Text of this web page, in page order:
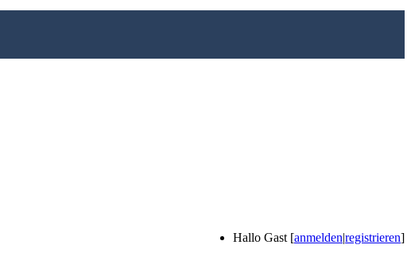
Hallo Gast [anmelden|registrieren]